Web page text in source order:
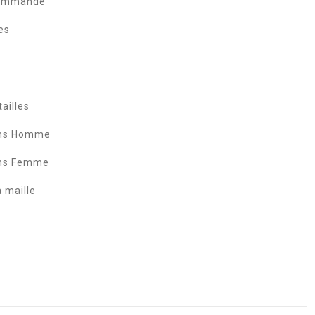
Homme
Femme
maille